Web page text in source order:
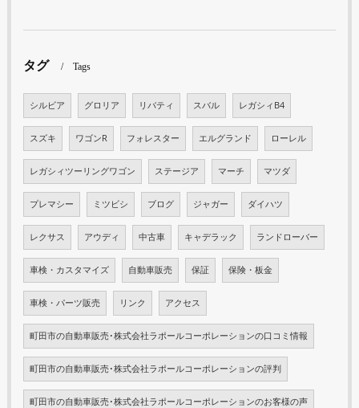
タグ Tags
シルビア グロリア リバティ スバル レガシィB4
スズキ ワゴンR フォレスター エルグランド ローレル
レガシィツーリングワゴン ステージア マーチ マツダ
プレマシー ミツビシ ブログ ジャガー ダイハツ
レクサス アウディ 中古車 キャデラック ランドローバー
車検・カスタマイズ 自動車販売 保証 保険・板金
車検・パーツ販売 リンク アクセス
町田市の自動車販売･株式会社ラポールコーポレーションの口コミ情報
町田市の自動車販売･株式会社ラポールコーポレーションの評判
町田市の自動車販売･株式会社ラポールコーポレーションのお客様の声